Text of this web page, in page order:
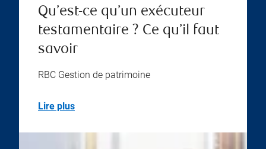
Qu’est-ce qu’un exécuteur
testamentaire ? Ce qu’il faut
savoir
RBC Gestion de patrimoine
Lire plus